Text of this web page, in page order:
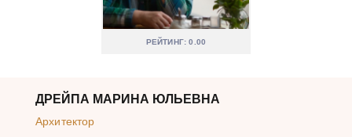
РЕЙТИНГ: 0.00
ДРЕЙПА МАРИНА ЮЛЬЕВНА
Архитектор